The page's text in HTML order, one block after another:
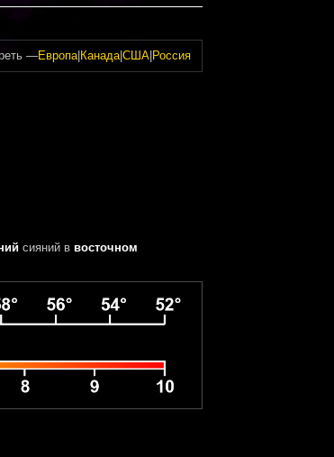
—Европа|Канада|США|Россия
сиянийв восточном